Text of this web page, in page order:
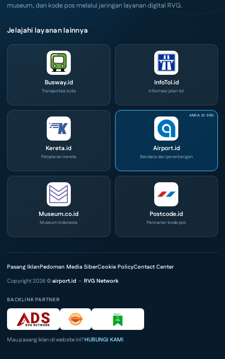
museum, dan kode pos melalui jaringan layanan digital RVG.
Jelajahi layanan lainnya
Busway.id
Transportasi kota
InfoTol.id
Informasi jalan tol
Kereta.id
Perjalanan kereta
Airport.id
Bandara dan penerbangan
Museum.co.id
Museum Indonesia
Postcode.id
Pencarian kode pos
Pasang IklanPedoman Media SiberCookie PolicyContact Center
Copyright 2026 ©airport.id – RVG Network
BACKLINK PARTNER
Mau pasang iklan di website ini?HUBUNGI KAMI